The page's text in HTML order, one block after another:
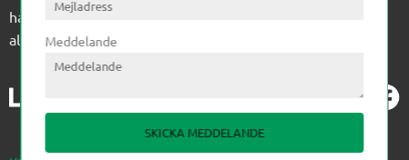
har vi ett komplement sortiment av teknikprodukter med
allt ifrån slangtillverkning till transmission och lager.
Meddelande
SKICKA MEDDELANDE